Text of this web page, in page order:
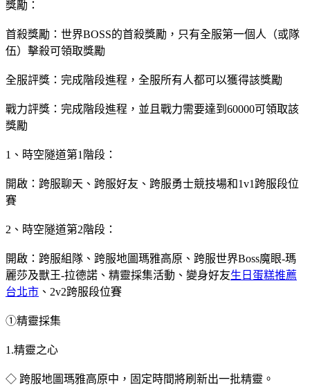
獎勵：
首殺獎勵：世界BOSS的首殺獎勵，只有全服第一個人（或隊
伍）擊殺可領取獎勵
全服評獎：完成階段進程，全服所有人都可以獲得該獎勵
戰力評獎：完成階段進程，並且戰力需要達到60000可領取該
獎勵
1、時空隧道第1階段：
開啟：跨服聊天、跨服好友、跨服勇士競技場和1v1跨服段位
賽
2、時空隧道第2階段：
開啟：跨服組隊、跨服地圖瑪雅高原、跨服世界Boss魔眼-瑪
麗莎及獸王-拉德諾、精靈採集活動、變身好友生日蛋糕推薦
台北市 、2v2跨服段位賽
①精靈採集
1.精靈之心
◇ 跨服地圖瑪雅高原中，固定時間將刷新出一批精靈。